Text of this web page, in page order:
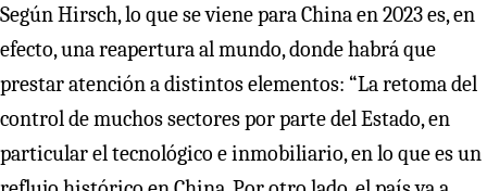
Según Hirsch, lo que se viene para China en 2023 es, en
efecto, una reapertura al mundo, donde habrá que
prestar atención a distintos elementos: “La retoma del
control de muchos sectores por parte del Estado, en
particular el tecnológico e inmobiliario, en lo que es un